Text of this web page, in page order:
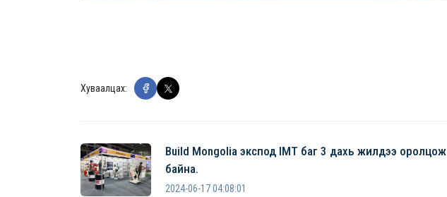
Хуваалцах:
Build Mongolia экспод IMT баг 3 дахь жилдээ оролцож
байна.
2024-06-17 04:08:01